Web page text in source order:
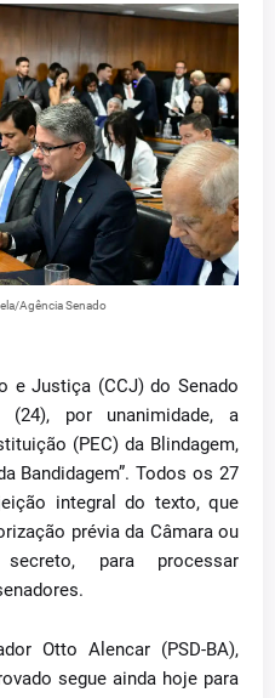
Agência Senado
e Justiça (CCJ) do Senado
(24), por unanimidade, a
(PEC) da Blindagem,
Bandidagem”. Todos os 27
integral do texto, que
prévia da Câmara ou
para processar
Otto Alencar (PSD-BA),
segue ainda hoje para